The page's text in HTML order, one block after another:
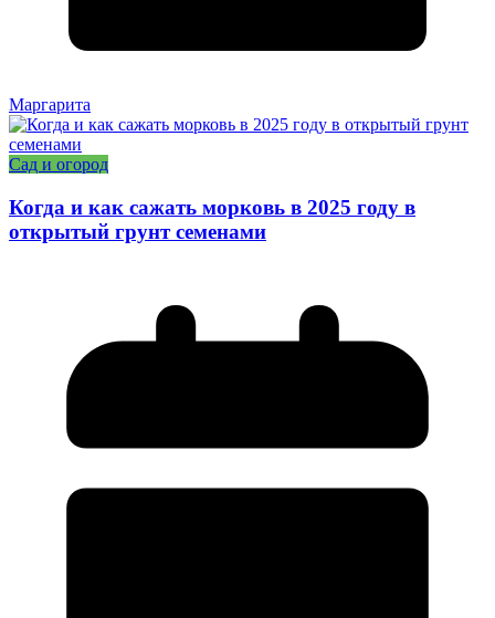
Маргарита
Сад и огород
Когда и как сажать морковь в 2025 году в
открытый грунт семенами